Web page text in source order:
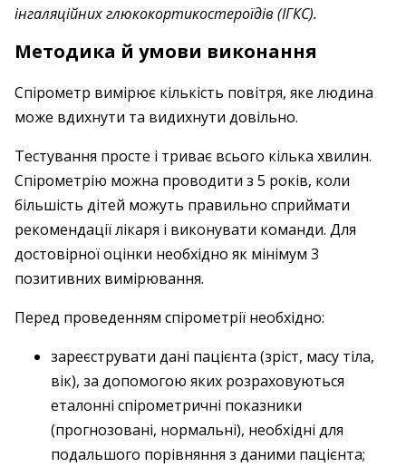
інгаляційних глюкокортикостероїдів (ІГКС).
Методика й умови виконання
Спірометр вимірює кількість повітря, яке людина
може вдихнути та видихнути довільно.
Тестування просте і триває всього кілька хвилин.
Спірометрію можна проводити з 5 років, коли
більшість дітей можуть правильно сприймати
рекомендації лікаря і виконувати команди. Для
достовірної оцінки необхідно як мінімум 3
позитивних вимірювання.
Перед проведенням спірометрії необхідно:
зареєструвати дані пацієнта (зріст, масу тіла,
вік), за допомогою яких розраховуються
еталонні спірометричні показники
(прогнозовані, нормальні), необхідні для
подальшого порівняння з даними пацієнта;